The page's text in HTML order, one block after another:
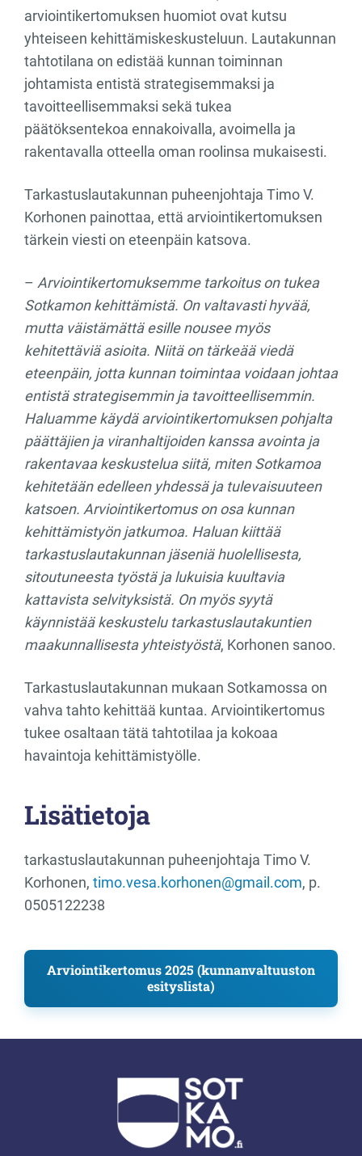
arviointikertomuksen huomiot ovat kutsu
yhteiseen kehittämiskeskusteluun. Lautakunnan
tahtotilana on edistää kunnan toiminnan
johtamista entistä strategisemmaksi ja
tavoitteellisemmaksi sekä tukea
päätöksentekoa ennakoivalla, avoimella ja
rakentavalla otteella oman roolinsa mukaisesti.
Tarkastuslautakunnan puheenjohtaja Timo V.
Korhonen painottaa, että arviointikertomuksen
tärkein viesti on eteenpäin katsova.
– Arviointikertomuksemme tarkoitus on tukea
Sotkamon kehittämistä. On valtavasti hyvää,
mutta väistämättä esille nousee myös
kehitettäviä asioita. Niitä on tärkeää viedä
eteenpäin, jotta kunnan toimintaa voidaan johtaa
entistä strategisemmin ja tavoitteellisemmin.
Haluamme käydä arviointikertomuksen pohjalta
päättäjien ja viranhaltijoiden kanssa avointa ja
rakentavaa keskustelua siitä, miten Sotkamoa
kehitetään edelleen yhdessä ja tulevaisuuteen
katsoen. Arviointikertomus on osa kunnan
kehittämistyön jatkumoa. Haluan kiittää
tarkastuslautakunnan jäseniä huolellisesta,
sitoutuneesta työstä ja lukuisia kuultavia
kattavista selvityksistä. On myös syytä
käynnistää keskustelu tarkastuslautakuntien
maakunnallisesta yhteistyöstä, Korhonen sanoo.
Tarkastuslautakunnan mukaan Sotkamossa on
vahva tahto kehittää kuntaa. Arviointikertomus
tukee osaltaan tätä tahtotilaa ja kokoaa
havaintoja kehittämistyölle.
Lisätietoja
tarkastuslautakunnan puheenjohtaja Timo V.
Korhonen, timo.vesa.korhonen@gmail.com, p.
0505122238
Arviointikertomus 2025 (kunnanvaltuuston
esityslista)